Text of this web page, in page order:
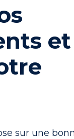
et
sur une